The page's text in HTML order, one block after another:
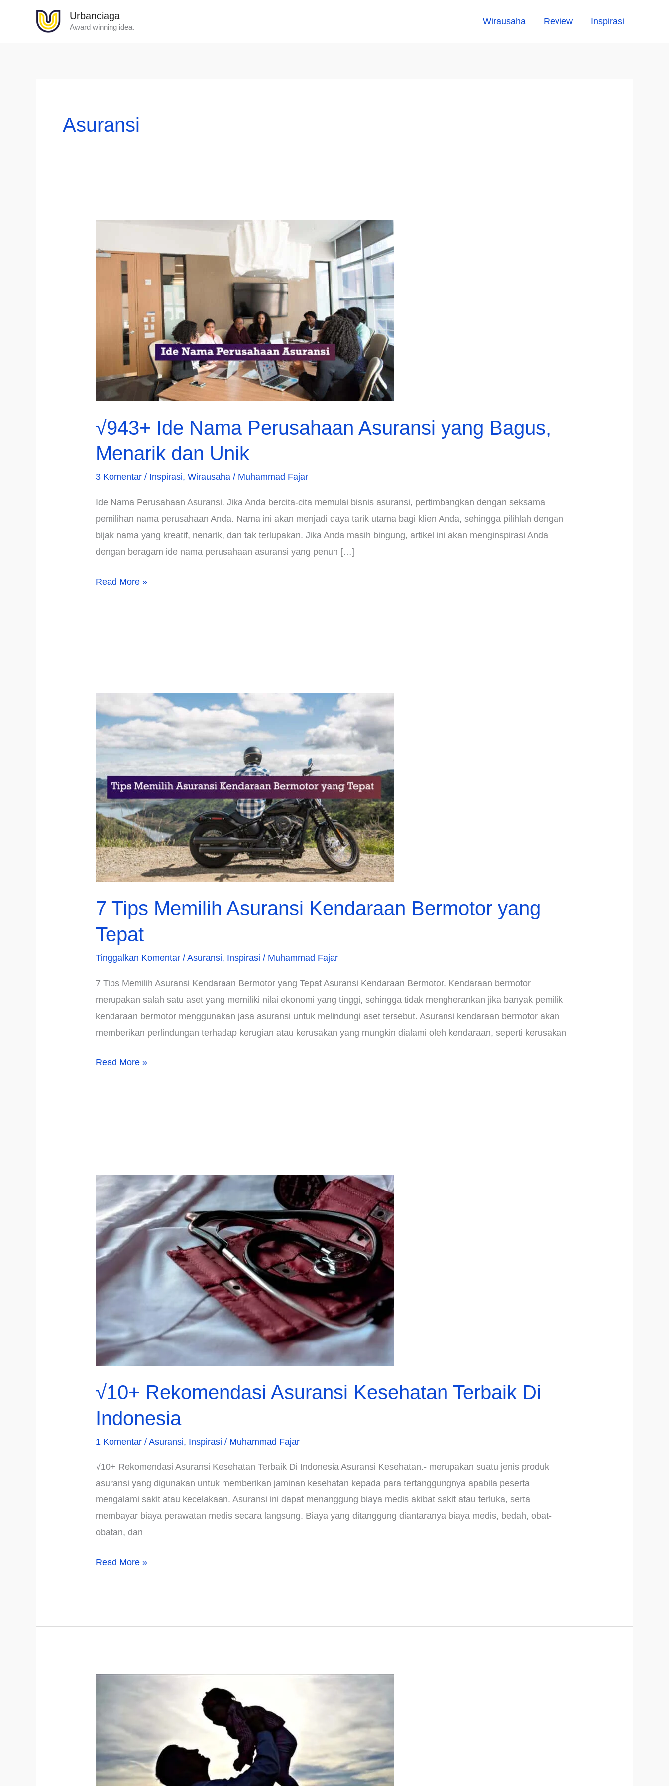
konten
Urbanciaga
Award winning idea.
Wirausaha Review Inspirasi
Asuransi
√943+ Ide Nama Perusahaan Asuransi yang Bagus,
Menarik dan Unik
3 Komentar / Inspirasi,Wirausaha / Muhammad Fajar
Ide Nama Perusahaan Asuransi. Jika Anda bercita-cita memulai bisnis asuransi, pertimbangkan dengan seksama
pemilihan nama perusahaan Anda. Nama ini akan menjadi daya tarik utama bagi klien Anda, sehingga pilihlah dengan
bijak nama yang kreatif, nenarik, dan tak terlupakan. Jika Anda masih bingung, artikel ini akan menginspirasi Anda
dengan beragam ide nama perusahaan asuransi yang penuh […]
√943+
Asuransi
Menarik
dan
Unik
Read More »
7 Tips Memilih Asuransi Kendaraan Bermotor yang
Tepat
Tinggalkan Komentar /Asuransi, Inspirasi / Muhammad Fajar
7 Tips Memilih Asuransi Kendaraan Bermotor yang Tepat Asuransi Kendaraan Bermotor. Kendaraan bermotor
merupakan salah satu aset yang memiliki nilai ekonomi yang tinggi, sehingga tidak mengherankan jika banyak pemilik
kendaraan bermotor menggunakan jasa asuransi untuk melindungi aset tersebut. Asuransi kendaraan bermotor akan
memberikan perlindungan terhadap kerugian atau kerusakan yang mungkin dialami oleh kendaraan, seperti kerusakan
7
Kendaraan
Tepat
Read More »
√10+ Rekomendasi Asuransi Kesehatan Terbaik Di
Indonesia
1 Komentar /Asuransi, Inspirasi / Muhammad Fajar
√10+ Rekomendasi Asuransi Kesehatan Terbaik Di Indonesia Asuransi Kesehatan.- merupakan suatu jenis produk
asuransi yang digunakan untuk memberikan jaminan kesehatan kepada para tertanggungnya apabila peserta
mengalami sakit atau kecelakaan. Asuransi ini dapat menanggung biaya medis akibat sakit atau terluka, serta
membayar biaya perawatan medis secara langsung. Biaya yang ditanggung diantaranya biaya medis, bedah, obat-
obatan, dan
√10+
Terbaik
Read More »